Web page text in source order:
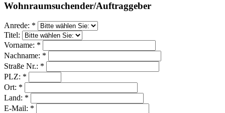
Wohnraumsuchender/Auftraggeber
Anrede: *
Titel:
Vorname: *
Nachname: *
Straße Nr.: *
PLZ: *
Ort: *
Land: *
E-Mail: *